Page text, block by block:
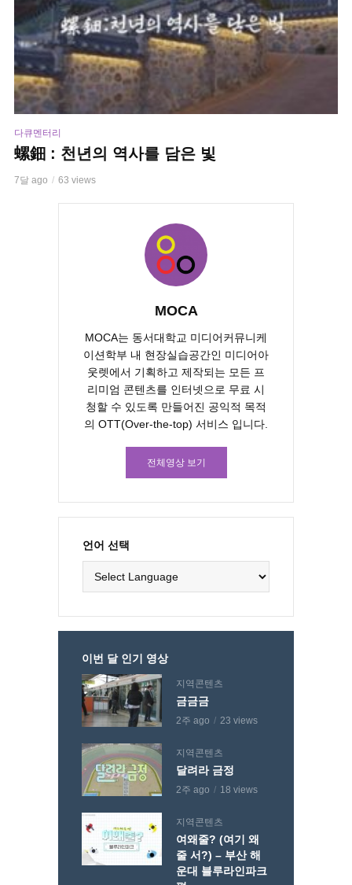
다큐멘터리
螺鈿 : 천년의 역사를 담은 빛
7달 ago 63 views
MOCA
MOCA는 동서대학교 미디어커뮤니케
이션학부 내 현장실습공간인 미디어아
웃렛에서 기획하고 제작되는 모든 프
리미엄 콘텐츠를 인터넷으로 무료 시
청할 수 있도록 만들어진 공익적 목적
의 OTT(Over-the-top) 서비스 입니다.
전체영상 보기
언어 선택
이번 달 인기 영상
지역콘텐츠
금금금
2주 ago 23 views
지역콘텐츠
달려라 금정
2주 ago 18 views
지역콘텐츠
여왜줄? (여기 왜
줄 서?) – 부산 해
운대 블루라인파크